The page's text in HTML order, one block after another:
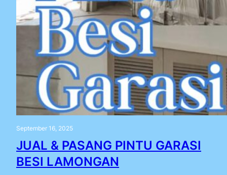
September 16, 2025
JUAL & PASANG PINTU GARASI
BESI LAMONGAN